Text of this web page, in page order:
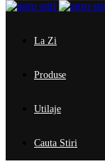
La Zi
Produse
Utilaje
Cauta Stiri